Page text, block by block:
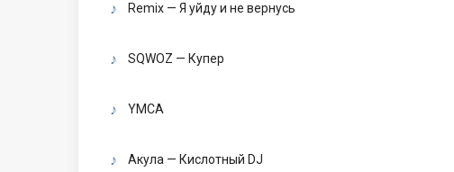
Remix — Я уйду и не вернусь
SQWOZ — Купер
YMCA
Акула — Кислотный DJ